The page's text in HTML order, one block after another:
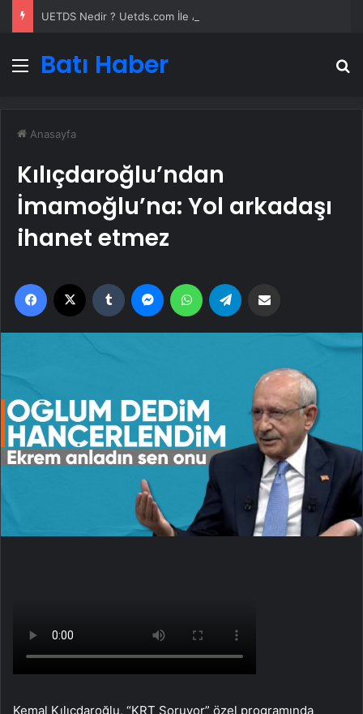
Menü
Batı Haber
Anasayfa
Kılıçdaroğlu’ndan
İmamoğlu’na: Yol arkadaşı
ihanet etmez
Facebook Tumblr MessengerWhatsApp
Kemal Kılıçdaroğlu, “KRT Soruyor” özel programında